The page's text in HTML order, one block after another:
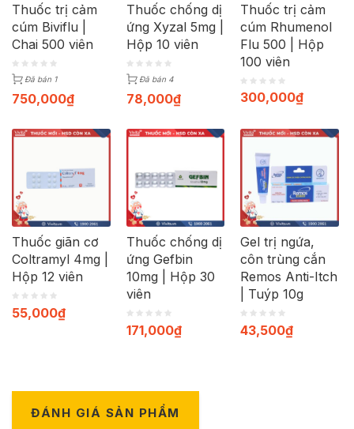
Thuốc trị cảm
cúm Biviflu |
Chai 500 viên
Đã bán 1
750,000₫
Thuốc chống dị
ứng Xyzal 5mg |
Hộp 10 viên
Đã bán 4
78,000₫
Thuốc trị cảm
cúm Rhumenol
Flu 500 | Hộp
100 viên
300,000₫
Thuốc giãn cơ
Coltramyl 4mg |
Hộp 12 viên
55,000₫
Thuốc chống dị
ứng Gefbin
10mg | Hộp 30
viên
171,000₫
Gel trị ngứa,
côn trùng cắn
Remos Anti-Itch
| Tuýp 10g
43,500₫
ĐÁNH GIÁ SẢN PHẨM